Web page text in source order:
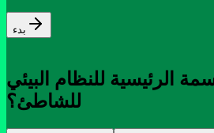
بدء
الرئيسية للنظام البيئي
للشاطئ؟